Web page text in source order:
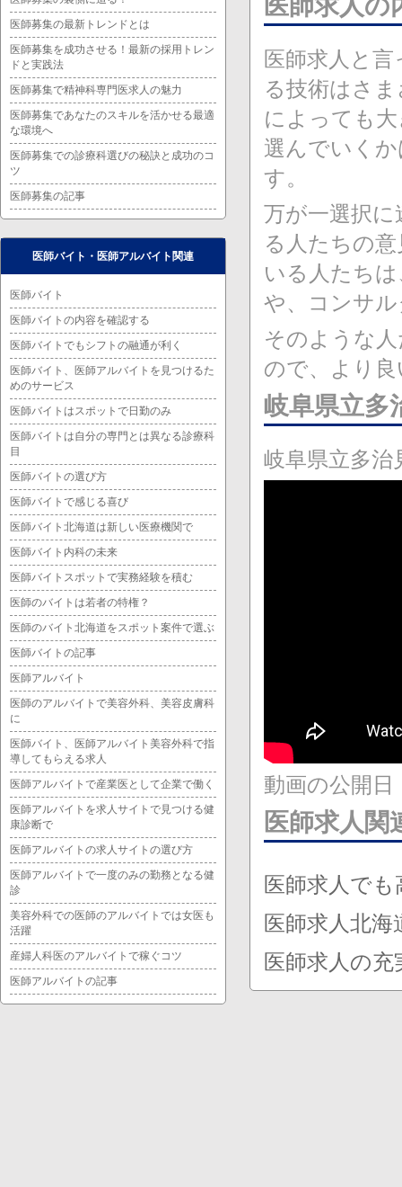
医師求人の
医師求人と
る技術はさ
によっても
選んでいく
す。
万が一選択
る人たちの
いる人たち
や、コンサ
そのような
ので、より
岐阜県立
岐阜県立多
動画の公開日
医師求人関
医師求人で
医師求人北
医師求人の
医師募集の最新トレンドとは
医師募集を成功させる！最新の採用トレン
ドと実践法
医師募集で精神科専門医求人の魅力
医師募集であなたのスキルを活かせる最適
な環境へ
医師募集での診療科選びの秘訣と成功のコ
ツ
医師募集の記事
医師バイト・医師アルバイト関連
医師バイト
医師バイトの内容を確認する
医師バイトでもシフトの融通が利く
医師バイト、医師アルバイトを見つけるた
めのサービス
医師バイトはスポットで日勤のみ
医師バイトは自分の専門とは異なる診療科
目
医師バイトの選び方
医師バイトで感じる喜び
医師バイト北海道は新しい医療機関で
医師バイト内科の未来
医師バイトスポットで実務経験を積む
医師のバイトは若者の特権？
医師のバイト北海道をスポット案件で選ぶ
医師バイトの記事
医師アルバイト
医師のアルバイトで美容外科、美容皮膚科
に
医師バイト、医師アルバイト美容外科で指
導してもらえる求人
医師アルバイトで産業医として企業で働く
医師アルバイトを求人サイトで見つける健
康診断で
医師アルバイトの求人サイトの選び方
医師アルバイトで一度のみの勤務となる健
診
美容外科での医師のアルバイトでは女医も
活躍
産婦人科医のアルバイトで稼ぐコツ
医師アルバイトの記事